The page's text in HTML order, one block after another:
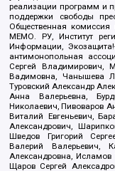
реализации программ и
поддержки свободы
Общественная
МЕМО. РУ, Институт
Информации,
антимонопольная
Сергей Владимирович,
Вадимовна, Чанышева
Туровский Александр
Анна Валерьевна,
Николаевич, Пивоваров
Виталий Евгеньевич,
Александрович,
Шведов Григорий
Валерий Валерьевич,
Александровна,
Щаров Сергей